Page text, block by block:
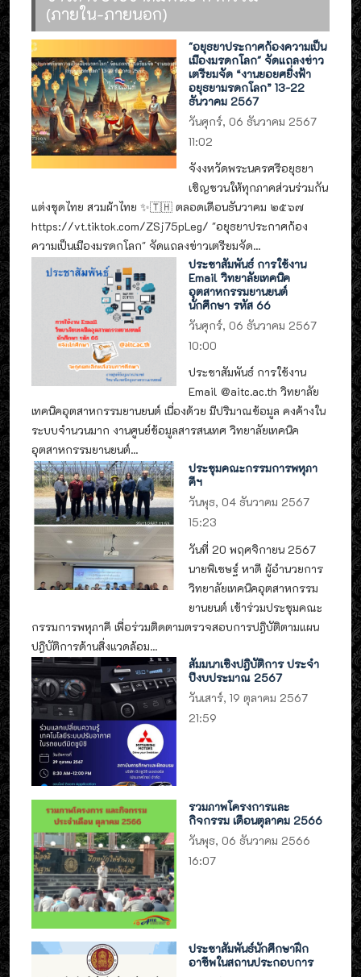
(ภายใน-ภายนอก)
"อยุธยาประกาศก้องความเป็น
เมืองมรดกโลก" จัดแถลงข่าว
เตรียมจัด “งานยอยศยิ่งฟ้า
อยุธยามรดกโลก” 13-22
ธันวาคม 2567
วันศุกร์, 06 ธันวาคม 2567
11:02
จังงหวัดพระนครศรีอยุธยา
เชิญชวนให้ทุกภาคส่วนร่วมกัน
แต่งชุดไทย สวมผ้าไทย ✨🇹🇭 ตลอดเดือนธันวาคม ๒๕๖๗
https://vt.tiktok.com/ZSj75pLeg/ "อยุธยาประกาศก้อง
ความเป็นเมืองมรดกโลก" จัดแถลงข่าวเตรียมจัด...
ประชาสัมพันธ์ การใช้งาน
Email วิทยาลัยเทคนิค
อุตสาหกรรมยานยนต์
นักศึกษา รหัส 66
วันศุกร์, 06 ธันวาคม 2567
10:00
ประชาสัมพันธ์ การใช้งาน
Email @aitc.ac.th วิทยาลัย
เทคนิคอุตสาหกรรมยานยนต์ เนื่องด้วย มีปริมาณข้อมูล คงค้างใน
ระบบจำนวนมาก งานศูนย์ข้อมูลสารสนเทศ วิทยาลัยเทคนิค
อุตสาหกรรมยานยนต์...
ประชุมคณะกรรมการพหุภา
คีฯ
วันพุธ, 04 ธันวาคม 2567
15:23
วันที่ 20 พฤศจิกายน 2567
นายพิเชษฐ์ หาดี ผู้อำนวยการ
วิทยาลัยเทคนิคอุตสาหกรรม
ยานยนต์ เข้าร่วมประชุมคณะ
กรรมการพหุภาคี เพื่อร่วมติดตามตรวจสอบการปฎิบัติตามแผน
ปฎิบัติการด้านสิ่งแวดล้อม...
สัมมนาเชิงปฎิบัติการ ประจำ
ปีงบประมาณ 2567
วันเสาร์, 19 ตุลาคม 2567
21:59
รวมภาพโครงการและ
กิจกรรม เดือนตุลาคม 2566
วันพุธ, 06 ธันวาคม 2566
16:07
ประชาสัมพันธ์นักศึกษาฝึก
อาชีพในสถานประกอบการ